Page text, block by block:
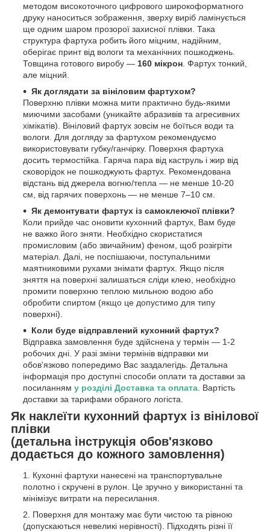
методом високоточного цифрового широкоформатного
друку наноситься зображення, зверху виріб ламінується
ще одним шаром прозорої захисної плівки. Така
структура фартуха робить його міцним, надійним,
оберігає принт від вологи та механічних пошкоджень.
Товщина готового виробу — 160 мікрон . Фартух тонкий,
але міцний.
Як доглядати за вініловим фартухом?
Поверхню плівки можна мити практично будь-якими
миючими засобами (уникайте абразивів та агресивних
хімікатів). Вініловий фартух зовсім не боїться води та
вологи. Для догляду за фартухом рекомендуємо
використовувати губку/ганчірку. Поверхня фартуха
досить термостійка. Гаряча пара від каструль і жир від
сковорідок не пошкоджують фартух. Рекомендована
відстань від джерела вогню/тепла — не менше 10-20
см, від гарячих поверхонь — не менше 7–10 см.
Як демонтувати фартух із самоклеючої плівки?
Коли прийде час оновити кухонний фартух, Вам буде
не важко його зняти. Необхідно скористатися
промисловим (або звичайним) феном, щоб розігріти
матеріал. Далі, не поспішаючи, поступальними
маятниковими рухами знімати фартух. Якщо після
зняття на поверхні залишаться сліди клею, необхідно
промити поверхню теплою мильною водою або
обробити спиртом (якщо це допустимо для типу
поверхні).
Коли буде відправлений кухонний фартух?
Відправка замовлення буде здійснена у термін — 1-2
робочих дні. У разі зміни термінів відправки ми
обов'язково попередимо Вас заздалегідь. Детальна
інформація про доступні способи оплати та доставки за
посиланням у розділі Доставка та оплата . Вартість
доставки за тарифами обраного логіста.
Як наклеїти кухонний фартух із вінілової
плівки
(детальна інструкція обов'язково
додається до кожного замовлення)
Кухонні фартухи нанесені на транспортувальне
полотно і скручені в рулон. Це зручно у використанні та
мінімізує витрати на пересилання.
Поверхня для монтажу має бути чистою та рівною
(допускаються невеликі нерівності). Підходять різні її